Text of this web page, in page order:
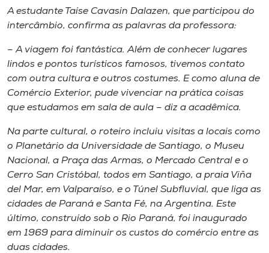
A estudante Taíse Cavasin Dalazen, que participou do
intercâmbio, confirma as palavras da professora:
– A viagem foi fantástica. Além de conhecer lugares
lindos e pontos turísticos famosos, tivemos contato
com outra cultura e outros costumes. E como aluna de
Comércio Exterior, pude vivenciar na prática coisas
que estudamos em sala de aula – diz a acadêmica.
Na parte cultural, o roteiro incluiu visitas a locais como
o Planetário da Universidade de Santiago, o Museu
Nacional, a Praça das Armas, o Mercado Central e o
Cerro San Cristóbal, todos em Santiago, a praia Viña
del Mar, em Valparaíso, e o Túnel Subfluvial, que liga as
cidades de Paraná e Santa Fé, na Argentina. Este
último, construído sob o Rio Paraná, foi inaugurado
em 1969 para diminuir os custos do comércio entre as
duas cidades.